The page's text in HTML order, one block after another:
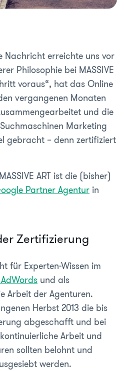
Nachricht erreichte uns vor
Philosophie bei MASSIVE
voraus“, hat das Online
vergangenen Monaten
und die
Marketing
gebracht – denn zertifiziert
ART ist die (bisher)
Partner Agentur in
Zertifizierung
für Experten-Wissen im
und als
Arbeit der Agenturen.
Herbst 2013 die bis
abgeschafft und bei
Arbeit und
sollten belohnt und
werden.